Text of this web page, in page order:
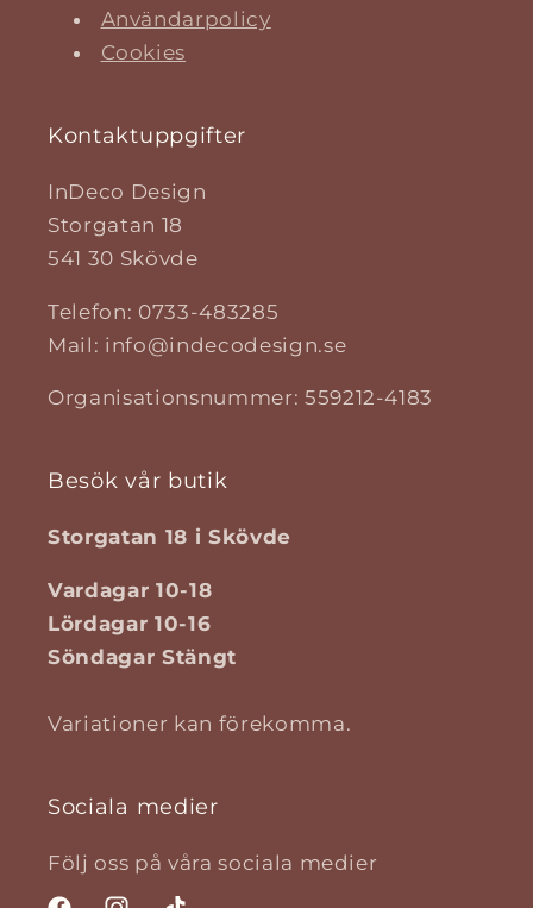
Användarpolicy
Cookies
Kontaktuppgifter
InDeco Design
Storgatan 18
541 30 Skövde
Telefon: 0733-483285
Mail: info@indecodesign.se
Organisationsnummer: 559212-4183
Besök vår butik
Storgatan 18 i Skövde
Vardagar 10-18
Lördagar 10-16
Söndagar Stängt
Variationer kan förekomma.
Sociala medier
Följ oss på våra sociala medier